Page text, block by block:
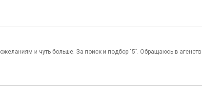
и чуть больше. За поиск и подбор "5". Обращаюсь в